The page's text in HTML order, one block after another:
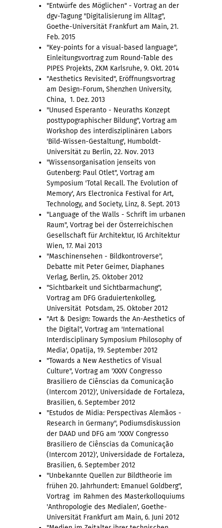
"Entwürfe des Möglichen" - Vortrag an der
dgv-Tagung "Digitalisierung im Alltag",
Goethe-Universität Frankfurt am Main, 21.
Feb. 2015
"Key-points for a visual-based language",
Einleitungsvortrag zum Round-Table des
PIPES Projekts, ZKM Karlsruhe, 9. Okt. 2014
"Aesthetics Revisited", Eröffnungsvortrag
am Design-Forum, Shenzhen University,
China, 1. Dez. 2013
"Unused Esperanto - Neuraths Konzept
posttypographischer Bildung", Vortrag am
Workshop des interdisziplinären Labors
'Bild-Wissen-Gestaltung', Humboldt-
Universität zu Berlin, 22. Nov. 2013
"Wissensorganisation jenseits von
Gutenberg: Paul Otlet", Vortrag am
Symposium 'Total Recall. The Evolution of
Memory', Ars Electronica Festival for Art,
Technology, and Society, Linz, 8. Sept. 2013
"Language of the Walls - Schrift im urbanen
Raum", Vortrag bei der Österreichischen
Gesellschaft für Architektur, IG Architektur
Wien, 17. Mai 2013
"Maschinensehen - Bildkontroverse",
Debatte mit Peter Geimer, Diaphanes
Verlag, Berlin, 25. Oktober 2012
"Sichtbarkeit und Sichtbarmachung",
Vortrag am DFG Graduiertenkolleg,
Universität Potsdam, 25. Oktober 2012
"Art & Design: Towards the An-Aesthetics of
the Digital", Vortrag am 'International
Interdisciplinary Symposium Philosophy of
Media', Opatija, 19. September 2012
"Towards a New Aesthetics of Visual
Culture", Vortrag am 'XXXV Congresso
Brasiliero de Ciênscias da Comunicação
(Intercom 2012)', Universidade de Fortaleza,
Brasilien, 6. September 2012
"Estudos de Midia: Perspectivas Alemãos -
Research in Germany", Podiumsdiskussion
der DAAD und DFG am 'XXXV Congresso
Brasiliero de Ciênscias da Comunicação
(Intercom 2012)', Universidade de Fortaleza,
Brasilien, 6. September 2012
"Unbekannte Quellen zur Bildtheorie im
frühen 20. Jahrhundert: Emanuel Goldberg",
Vortrag im Rahmen des Masterkolloquiums
'Anthropologie des Medialen', Goethe-
Universität Frankfurt am Main, 6. Juni 2012